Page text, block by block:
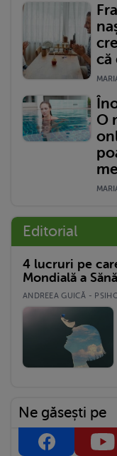
că
O
Editorial
4 lucruri pe
Mondială a
ANDREEA GUICĂ -
Ne găsești pe